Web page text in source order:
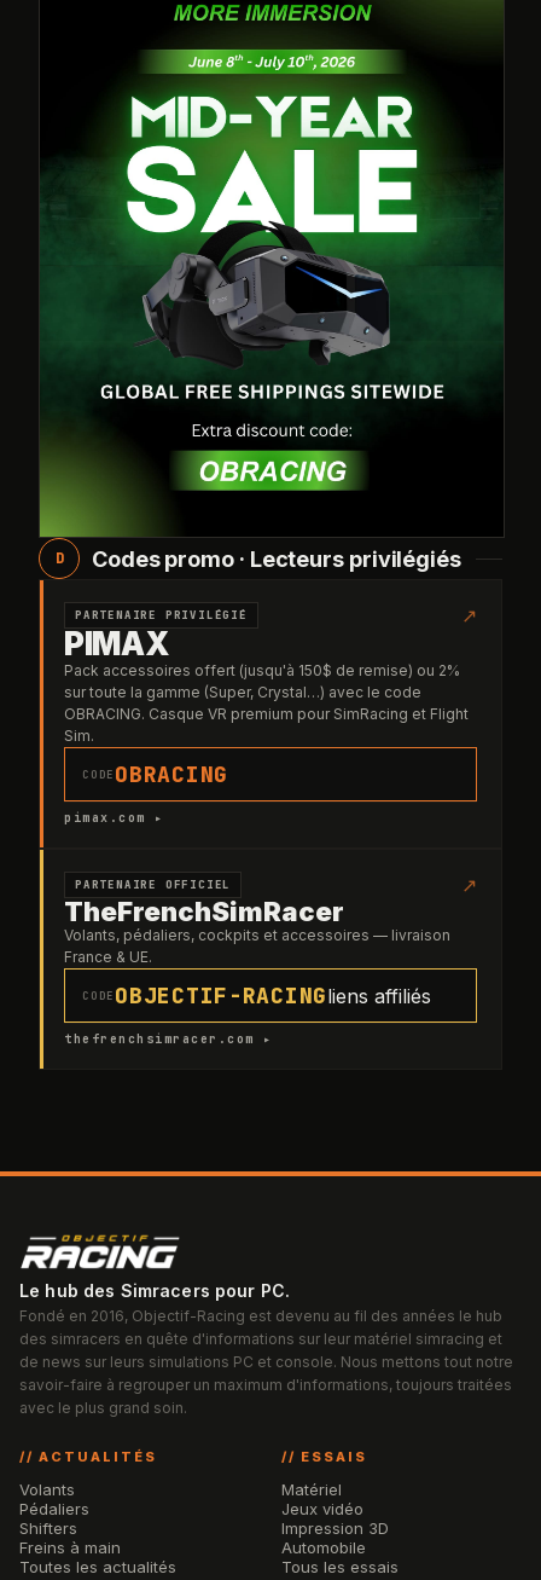
D Codes promo · Lecteurs privilégiés
PARTENAIRE PRIVILÉGIÉ ↗
PIMAX
Pack accessoires offert (jusqu'à 150$ de remise) ou 2%
sur toute la gamme (Super, Crystal…) avec le code
OBRACING. Casque VR premium pour SimRacing et Flight
Sim.
CODE OBRACING
pimax.com ▸
PARTENAIRE OFFICIEL ↗
TheFrenchSimRacer
Volants, pédaliers, cockpits et accessoires — livraison
France & UE.
CODE OBJECTIF-RACINGliens affiliés
thefrenchsimracer.com ▸
Le hub des Simracers pour PC.
Fondé en 2016, Objectif-Racing est devenu au fil des années le hub
des simracers en quête d'informations sur leur matériel simracing et
de news sur leurs simulations PC et console. Nous mettons tout notre
savoir-faire à regrouper un maximum d'informations, toujours traitées
avec le plus grand soin.
// ACTUALITÉS
Volants
Pédaliers
Shifters
Freins à main
Toutes les actualités
// ESSAIS
Matériel
Jeux vidéo
Impression 3D
Automobile
Tous les essais